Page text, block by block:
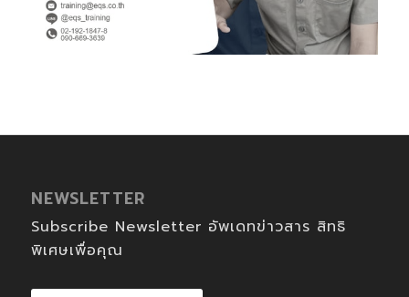
NEWSLETTER
Subscribe Newsletter อัพเดทข่าวสาร สิทธิ
พิเศษเพื่อคุณ